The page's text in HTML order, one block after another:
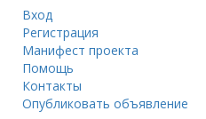
Вход
Регистрация
Манифест проекта
Помощь
Контакты
Опубликовать объявление